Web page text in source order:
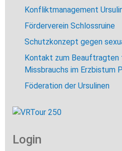
Konfliktmanagement
Förderverein Schlossruine
Schutzkonzept gegen
Kontakt zum Beauftragten
Missbrauchs im Erzbistum
Föderation der Ursulinen
Login